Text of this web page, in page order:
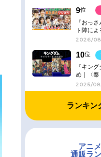
9位
『おっ
ト陣によ
2026/
10位
『キン
め｜〈秦
2025/
ランキン
アニ
通販ラ